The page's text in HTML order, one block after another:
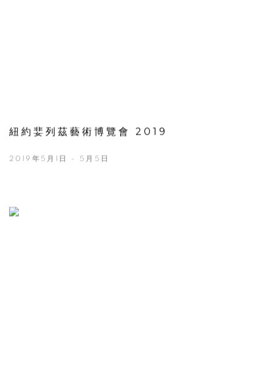
紐約婓列茲藝術博覽會 2019
2019年5月1日 - 5月5日